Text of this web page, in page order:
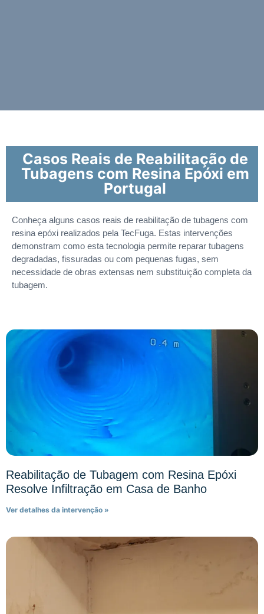
Casos Reais de Reabilitação de
Tubagens com Resina Epóxi em
Portugal
Conheça alguns casos reais de reabilitação de tubagens com
resina epóxi realizados pela TecFuga. Estas intervenções
demonstram como esta tecnologia permite reparar tubagens
degradadas, fissuradas ou com pequenas fugas, sem
necessidade de obras extensas nem substituição completa da
tubagem.
Reabilitação de Tubagem com Resina Epóxi
Resolve Infiltração em Casa de Banho
Ver detalhes da intervenção »